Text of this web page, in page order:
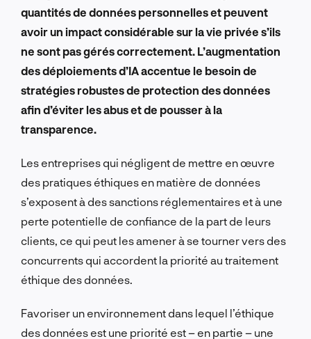
quantités de données personnelles et peuvent
avoir un impact considérable sur la vie privée s’ils
ne sont pas gérés correctement. L’augmentation
des déploiements d’IA accentue le besoin de
stratégies robustes de protection des données
afin d’éviter les abus et de pousser à la
transparence.
Les entreprises qui négligent de mettre en œuvre
des pratiques éthiques en matière de données
s’exposent à des sanctions réglementaires et à une
perte potentielle de confiance de la part de leurs
clients, ce qui peut les amener à se tourner vers des
concurrents qui accordent la priorité au traitement
éthique des données.
Favoriser un environnement dans lequel l’éthique
des données est une priorité est – en partie – une